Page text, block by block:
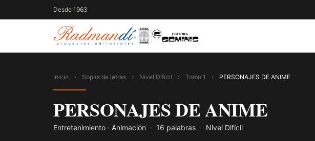
Desde 1963
Inicio › Sopas de letras › Nivel Difícil › Tomo 1 › PERSONAJES DE ANIME
PERSONAJES DE ANIME
Entretenimiento · Animación · 16 palabras · Nivel Difícil